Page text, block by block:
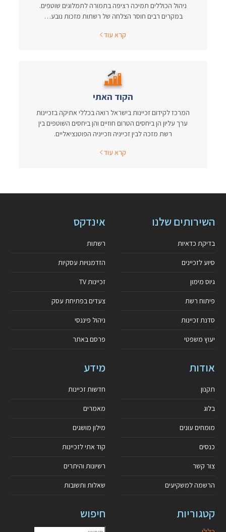
ניהול הכוללים תמיכה רציפה בתמורה לתמלוגים שוטפים.
במקרים רבים חוסר הצלחה של רשתות מזכות נובע…
קרא עוד
הקוד האתי
המרכז לקידום זכיינות בישראל רואה בכללי אתיקה בזכיינות
ערך עליון הן ביחסים הטרום חוזיים והן ביחסים השוטפים בין
רשת מזכה לבין זכייניה וזכייניה הפוטנציאליים.
קרא עוד
השירותים שלנו
בדיקת כדאיות
סיוע לזכיינים
גיוס מימון
פיתוח רשת
סדנת זכיינות
יעוץ משפטי
אינדקס
רשתות
הזדמנויות עסקיות
זכיינות TV
צעדים בפתיחת עסק
ניהול פיננסי
פרסם באתר
אודות
תקנון
בלוג
מומחים עונים
כנסים
צור קשר
הרשמה למשקיעים
מידע
חדשות זכיינות
מאמרים
מילון מושגים
קוד אתי לזכיינות
רשיונות והיתרים
שאלות ותשובות
קטגוריות חיפוש